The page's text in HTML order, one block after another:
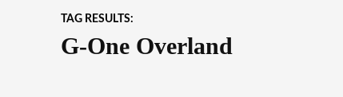
TAG RESULTS:
G-One Overland